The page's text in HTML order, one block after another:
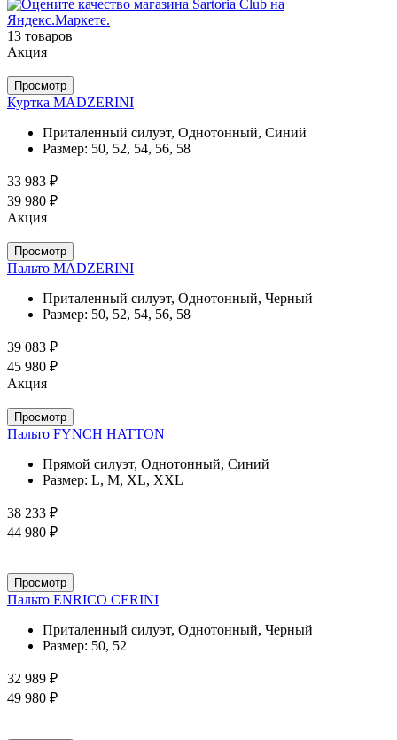
13 товаров
Акция
Просмотр
Куртка MADZERINI
Приталенный силуэт, Однотонный, Синий
Размер: 50, 52, 54, 56, 58
33 983 ₽
39 980 ₽
Акция
Просмотр
Пальто MADZERINI
Приталенный силуэт, Однотонный, Черный
Размер: 50, 52, 54, 56, 58
39 083 ₽
45 980 ₽
Акция
Просмотр
Пальто FYNCH HATTON
Прямой силуэт, Однотонный, Синий
Размер: L, M, XL, XXL
38 233 ₽
44 980 ₽
Просмотр
Пальто ENRICO CERINI
Приталенный силуэт, Однотонный, Черный
Размер: 50, 52
32 989 ₽
49 980 ₽